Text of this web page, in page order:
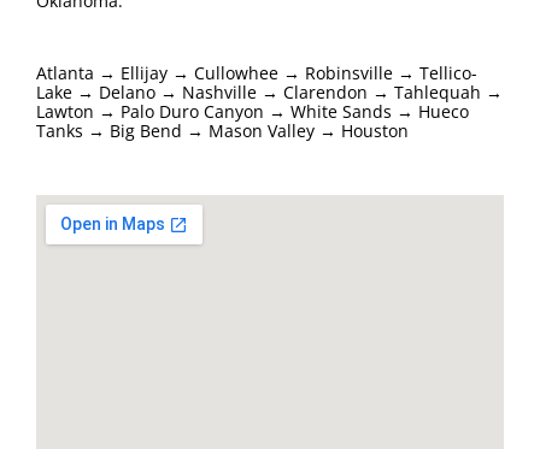
Atlanta → Ellijay → Cullowhee → Robinsville → Tellico-
Lake → Delano → Nashville → Clarendon → Tahlequah →
Lawton → Palo Duro Canyon → White Sands → Hueco
Tanks → Big Bend → Mason Valley → Houston